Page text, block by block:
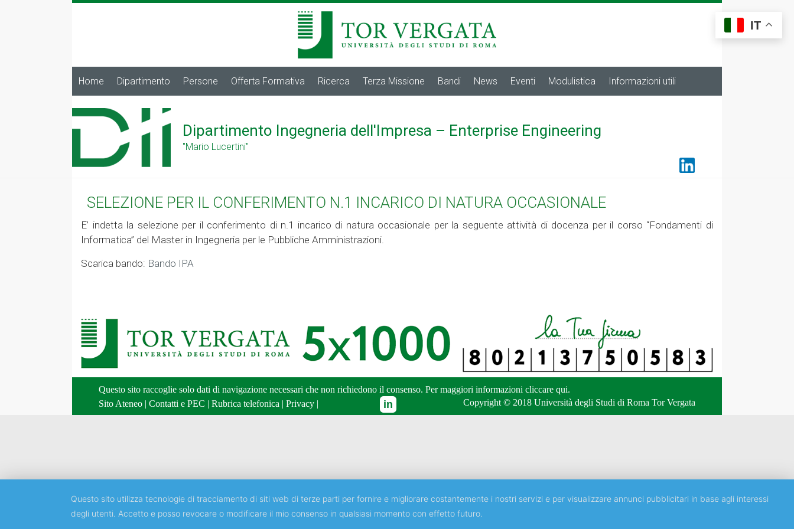
Home Dipartimento Persone Offerta Formativa Ricerca Terza Missione Bandi News Eventi Modulistica Informazioni utili
Dipartimento Ingegneria dell'Impresa – Enterprise Engineering
"Mario Lucertini"
SELEZIONE PER IL CONFERIMENTO N.1 INCARICO DI NATURA OCCASIONALE
E’ indetta la selezione per il conferimento di n.1 incarico di natura occasionale per la seguente attività di docenza per il corso “Fondamenti di
Informatica” del Master in Ingegneria per le Pubbliche Amministrazioni.
Scarica bando: Bando IPA
Questo sito raccoglie solo dati di navigazione necessari che non richiedono il consenso. Per maggiori informazioni cliccare qui.
Sito Ateneo | Contatti e PEC | Rubrica telefonica | Privacy | Copyright © 2018 Università degli Studi di Roma Tor Vergata
IT
Questo sito utilizza tecnologie di tracciamento di siti web di terze parti per fornire e migliorare costantemente i nostri servizi e per visualizzare annunci pubblicitari in base agli interessi
degli utenti. Accetto e posso revocare o modificare il mio consenso in qualsiasi momento con effetto futuro.